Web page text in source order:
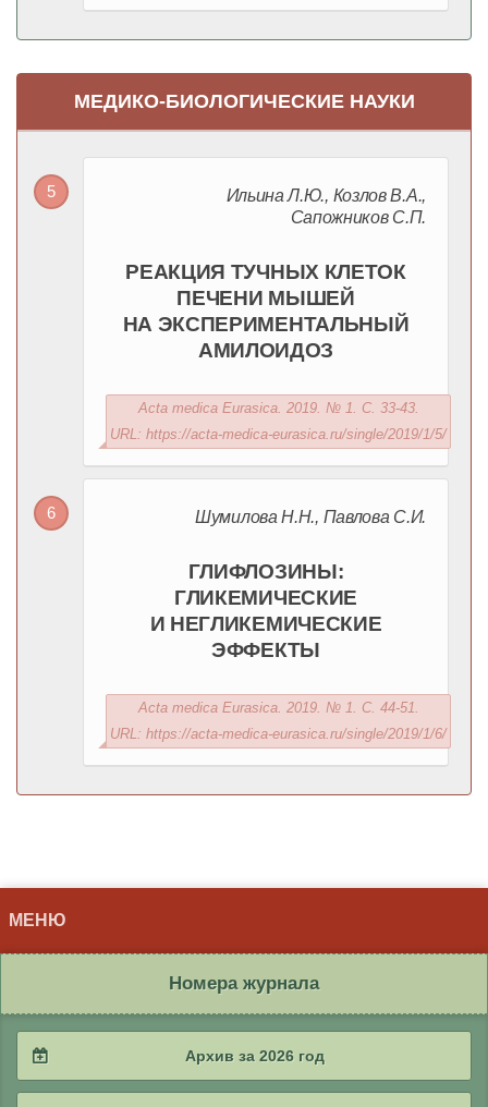
МЕДИКО-БИОЛОГИЧЕСКИЕ НАУКИ
Ильина Л.Ю., Козлов В.А.,
Сапожников С.П.
РЕАКЦИЯ ТУЧНЫХ КЛЕТОК
ПЕЧЕНИ МЫШЕЙ
НА ЭКСПЕРИМЕНТАЛЬНЫЙ
АМИЛОИДОЗ
Acta medica Eurasica. 2019. № 1. С. 33-43.
URL: https://acta-medica-eurasica.ru/single/2019/1/5/
Шумилова Н.Н., Павлова С.И.
ГЛИФЛОЗИНЫ:
ГЛИКЕМИЧЕСКИЕ
И НЕГЛИКЕМИЧЕСКИЕ
ЭФФЕКТЫ
Acta medica Eurasica. 2019. № 1. С. 44-51.
URL: https://acta-medica-eurasica.ru/single/2019/1/6/
МЕНЮ
Номера журнала
Архив за 2026 год